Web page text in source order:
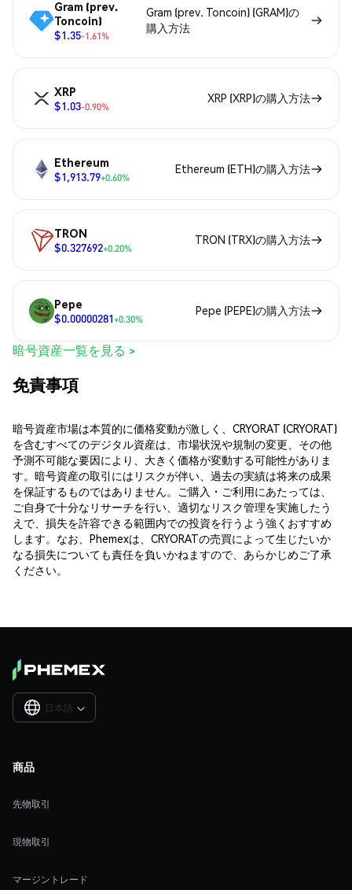
Gram (prev.
Toncoin)
$1.35-1.61%
Gram (prev. Toncoin) (GRAM)の
購入方法
XRP
$1.03-0.90%
XRP (XRP)の購入方法
Ethereum
$1,913.79+0.60%
Ethereum (ETH)の購入方法
TRON
$0.327692+0.20%
TRON (TRX)の購入方法
Pepe
$0.00000281+0.30%
Pepe (PEPE)の購入方法
暗号資産一覧を見る >
免責事項
暗号資産市場は本質的に価格変動が激しく、CRYORAT (CRYORAT)
を含むすべてのデジタル資産は、市場状況や規制の変更、その他
予測不可能な要因により、大きく価格が変動する可能性がありま
す。暗号資産の取引にはリスクが伴い、過去の実績は将来の成果
を保証するものではありません。ご購入・ご利用にあたっては、
ご自身で十分なリサーチを行い、適切なリスク管理を実施したう
えで、損失を許容できる範囲内での投資を行うよう強くおすすめ
します。なお、Phemexは、CRYORATの売買によって生じたいか
なる損失についても責任を負いかねますので、あらかじめご了承
ください。
日本語 
商品
先物取引
現物取引
マージントレード